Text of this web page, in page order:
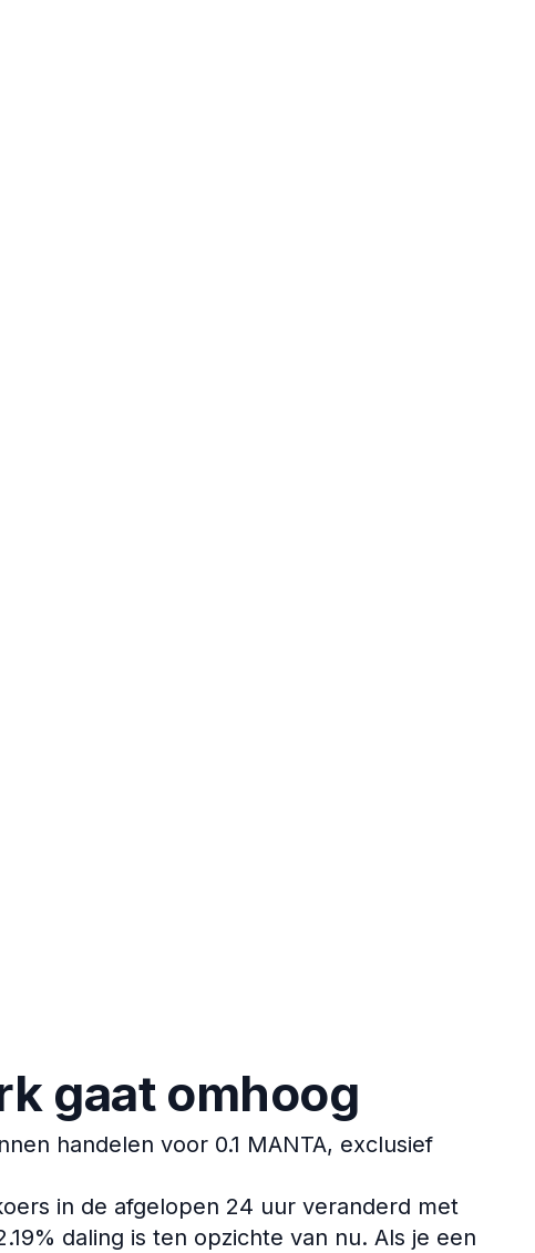
gaat omhoog
handelen voor 0.1 MANTA, exclusief
in de afgelopen 24 uur veranderd met
daling is ten opzichte van nu. Als je een